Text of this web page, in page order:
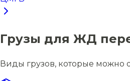
Грузы для ЖД
Виды грузов, которые можно